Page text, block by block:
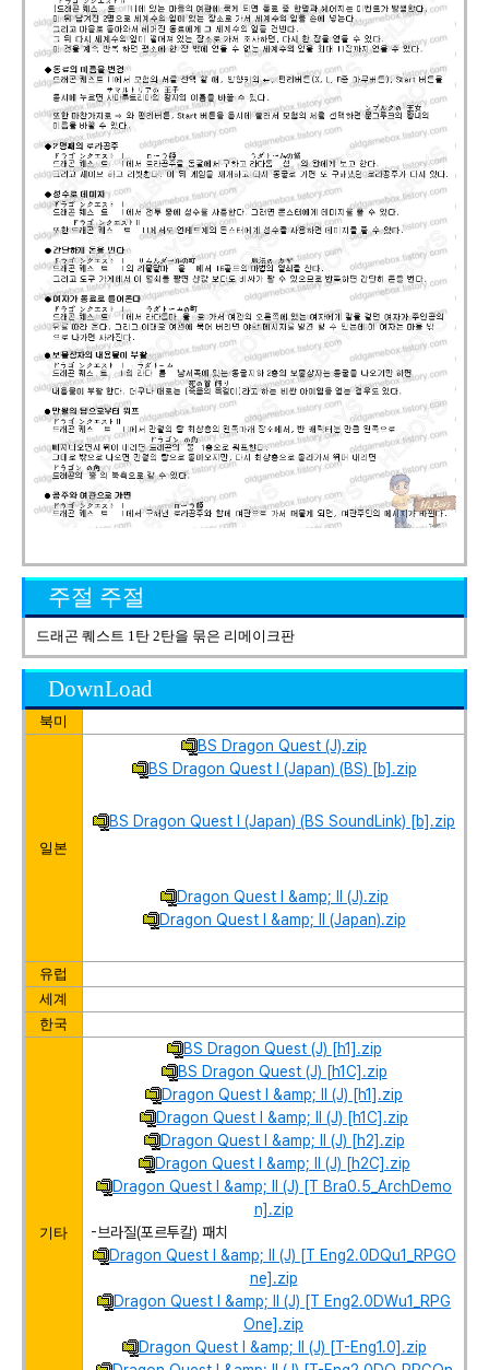
주절 주절
드래곤 퀘스트 1탄 2탄을 묶은 리메이크판
DownLoad
북미
일본
BS Dragon Quest (J).zip
BS Dragon Quest I (Japan) (BS) [b].zip
BS Dragon Quest I (Japan) (BS SoundLink) [b].zip
Dragon Quest I &amp; II (J).zip
Dragon Quest I &amp; II (Japan).zip
유럽
세계
한국
기타
BS Dragon Quest (J) [h1].zip
BS Dragon Quest (J) [h1C].zip
Dragon Quest I &amp; II (J) [h1].zip
Dragon Quest I &amp; II (J) [h1C].zip
Dragon Quest I &amp; II (J) [h2].zip
Dragon Quest I &amp; II (J) [h2C].zip
Dragon Quest I &amp; II (J) [T Bra0.5_ArchDemo
n].zip
-브라질(포르투칼) 패치
Dragon Quest I &amp; II (J) [T Eng2.0DQu1_RPGO
ne].zip
Dragon Quest I &amp; II (J) [T Eng2.0DWu1_RPG
One].zip
Dragon Quest I &amp; II (J) [T-Eng1.0].zip